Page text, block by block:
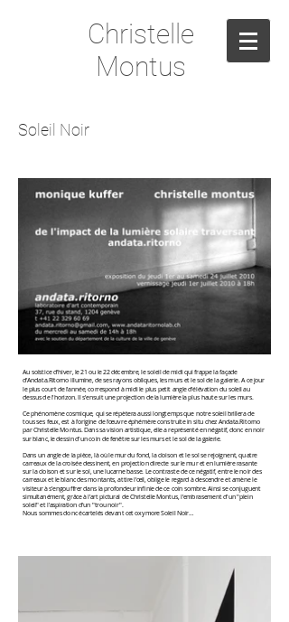
Christelle
Montus
Soleil Noir
Au solstice d'hiver, le 21 ou le 22 décembre, le soleil de midi qui frappe la façade
d'Andata.Ritorno illumine, de ses rayons obliques, les murs et le sol de la galerie. A ce jour
le plus court de l'année, correspond à midi le plus petit angle d'élévation du soleil au
dessus de l'horizon. Il s'ensuit une projection de la lumière la plus haute sur les murs.
Ce phénomène cosmique, qui se répètera aussi longtemps que notre soleil brillera de
tous ses feux, est à l'origine de l'œuvre éphémère construite in situ chez Andata.Ritorno
par Christelle Montus. Dans sa vision artistique, elle a représenté en négatif, donc en noir
sur blanc, le dessin d'un coin de fenêtre sur les murs et le sol de la galerie.
Dans un angle de la pièce, là où le mur du fond, la cloison et le sol se rejoignent, quatre
carreaux de la croisée dessinent, en projection directe sur le mur et en lumière rasante
sur la cloison et sur le sol, une lucarne basse. Le contraste de ce négatif, entre le noir des
carreaux et le blanc des montants, attire l'œil, oblige le regard à descendre et amène le
visiteur à s'engouffrer dans la profondeur infinie de ce coin sombre. Ainsi se conjuguent
simultanément, grâce à l'art pictural de Christelle Montus, l'embrasement d'un "plein
soleil" et l'aspiration d'un "trou noir".
Nous sommes donc écartelés devant cet oxymore Soleil Noir…